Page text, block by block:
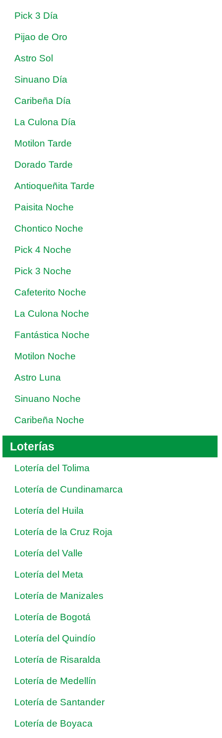
Pick 3 Día
Pijao de Oro
Astro Sol
Sinuano Día
Caribeña Día
La Culona Día
Motilon Tarde
Dorado Tarde
Antioqueñita Tarde
Paisita Noche
Chontico Noche
Pick 4 Noche
Pick 3 Noche
Cafeterito Noche
La Culona Noche
Fantástica Noche
Motilon Noche
Astro Luna
Sinuano Noche
Caribeña Noche
Loterías
Lotería del Tolima
Lotería de Cundinamarca
Lotería del Huila
Lotería de la Cruz Roja
Lotería del Valle
Lotería del Meta
Lotería de Manizales
Lotería de Bogotá
Lotería del Quindío
Lotería de Risaralda
Lotería de Medellín
Lotería de Santander
Lotería de Boyaca